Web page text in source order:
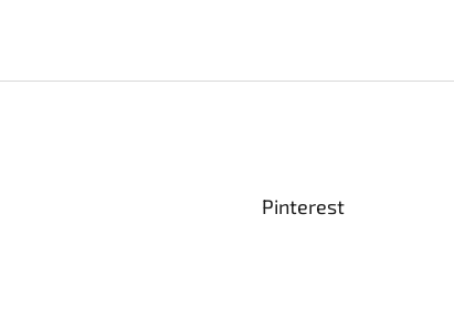
Pinterest